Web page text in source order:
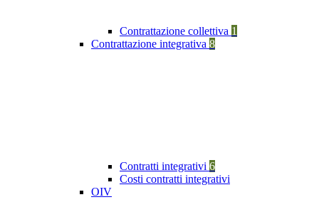
Contrattazione collettiva 1
Contrattazione integrativa 8
Contratti integrativi 6
Costi contratti integrativi
OIV